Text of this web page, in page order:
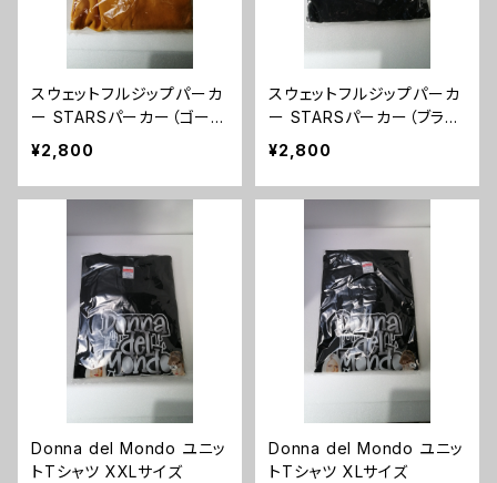
スウェットフルジップパーカ
ー STARSパーカー（ゴール
ド）XLサイズ
¥2,800
スウェットフルジップパーカ
ー STARSパーカー（ブラッ
ク）Lサイズ
¥2,800
Donna del Mondo ユニッ
トTシャツ XXLサイズ
Donna del Mondo ユニッ
トTシャツ XLサイズ